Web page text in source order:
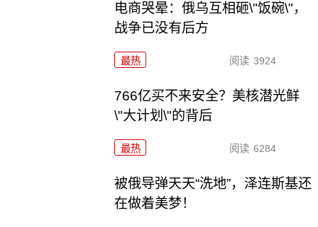
电商哭晕：俄乌互相砸\"饭碗\"，
战争已没有后方
最热 阅读 3924
766亿买不来安全？美核潜光鲜
\"大计划\"的背后
最热 阅读 6284
被俄导弹天天“洗地”，泽连斯基还
在做着美梦！